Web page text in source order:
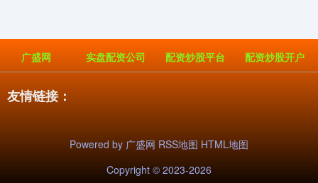
广盛网 实盘配资公司 配资炒股平台 配资炒股开户
友情链接：
Powered by 广盛网 RSS地图 HTML地图
Copyright © 2023-2026